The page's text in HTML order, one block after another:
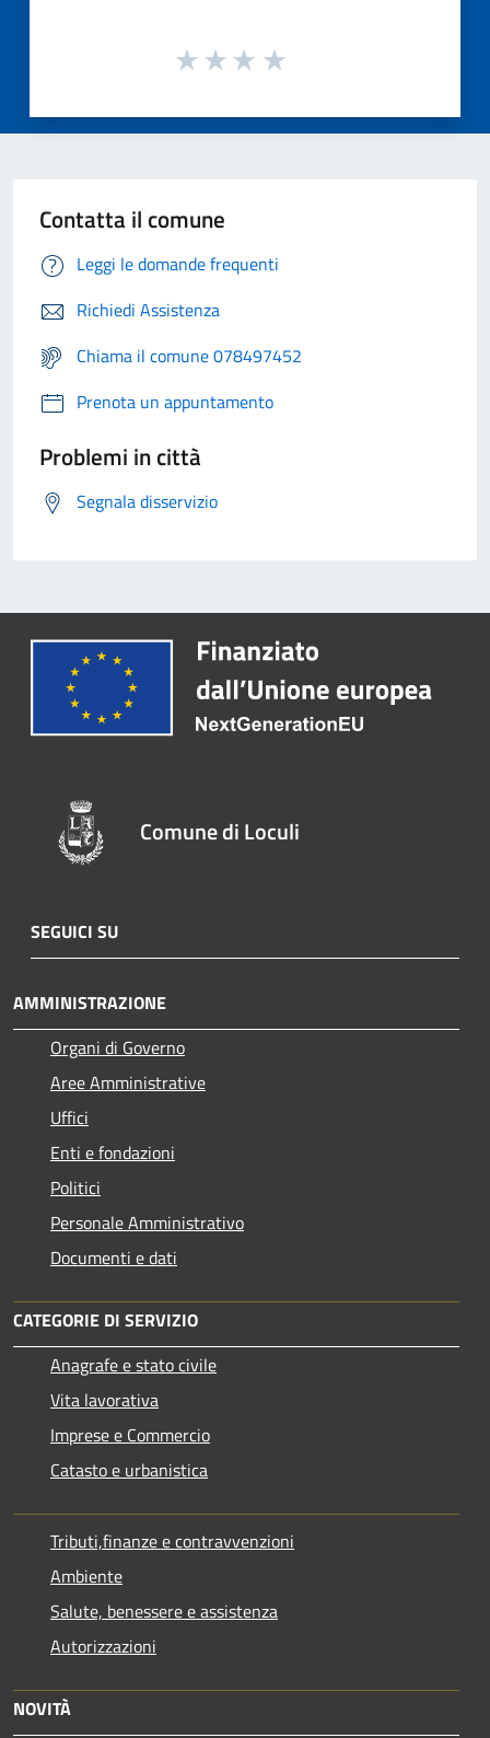
Contatta il comune
Leggi le domande frequenti
Richiedi Assistenza
Chiama il comune 078497452
Prenota un appuntamento
Problemi in città
Segnala disservizio
Comune di Loculi
SEGUICI SU
AMMINISTRAZIONE
Organi di Governo
Aree Amministrative
Uffici
Enti e fondazioni
Politici
Personale Amministrativo
Documenti e dati
CATEGORIE DI SERVIZIO
Anagrafe e stato civile
Vita lavorativa
Imprese e Commercio
Catasto e urbanistica
Tributi,finanze e contravvenzioni
Ambiente
Salute, benessere e assistenza
Autorizzazioni
NOVITÀ